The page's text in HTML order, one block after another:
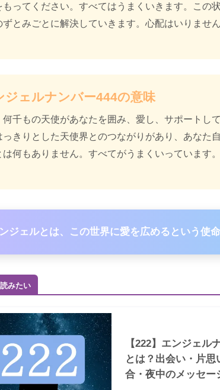
ダイヤモンド社
もってください。すべてはうまくいきます。この
ずとみごとに解決していきます。心配はいりません
ジェルナンバー444の意味
何千もの天使があなたを囲み、愛し、サポートし
っきりとした天使界とのつながりがあり、あなた
何もありません。すべてがうまくいっています。
ジェルとは、この世界に愛を広めるという使
みたい
【222】エンジェル
とは？出会い・片
合・夜中のメッセー